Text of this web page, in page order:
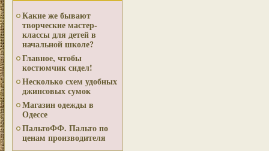
Какие же бывают
творческие мастер-
классы для детей в
начальной школе?
Главное, чтобы
костюмчик сидел!
Несколько схем удобных
джинсовых сумок
Магазин одежды в
Одессе
ПальтоФФ. Пальто по
ценам производителя